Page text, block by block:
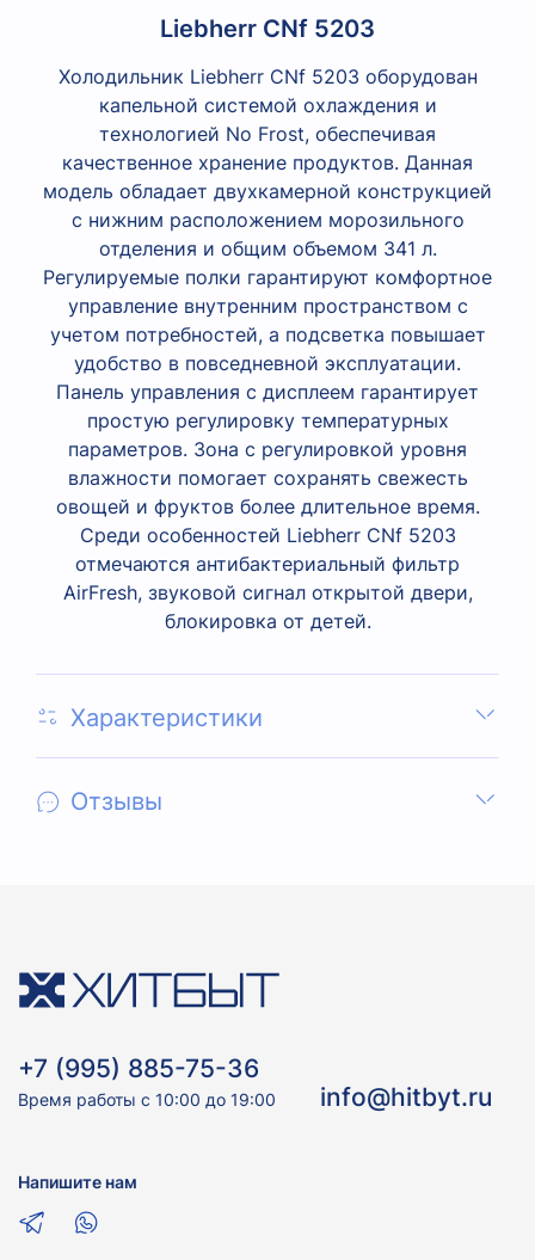
Liebherr CNf 5203
Холодильник Liebherr CNf 5203 оборудован
капельной системой охлаждения и
технологией No Frost, обеспечивая
качественное хранение продуктов. Данная
модель обладает двухкамерной конструкцией
с нижним расположением морозильного
отделения и общим объемом 341 л.
Регулируемые полки гарантируют комфортное
управление внутренним пространством с
учетом потребностей, а подсветка повышает
удобство в повседневной эксплуатации.
Панель управления с дисплеем гарантирует
простую регулировку температурных
параметров. Зона с регулировкой уровня
влажности помогает сохранять свежесть
овощей и фруктов более длительное время.
Среди особенностей Liebherr CNf 5203
отмечаются антибактериальный фильтр
AirFresh, звуковой сигнал открытой двери,
блокировка от детей.
Характеристики
Отзывы
+7 (995) 885-75-36
Время работы с 10:00 до 19:00 info@hitbyt.ru
Напишите нам